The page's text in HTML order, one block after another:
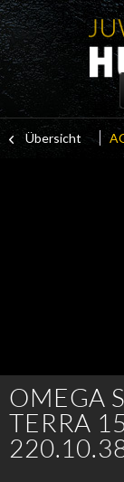
Übersicht
OMEGA
TERRA